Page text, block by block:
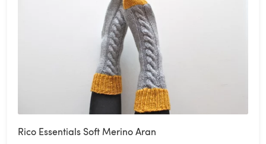
Rico Essentials Soft Merino Aran